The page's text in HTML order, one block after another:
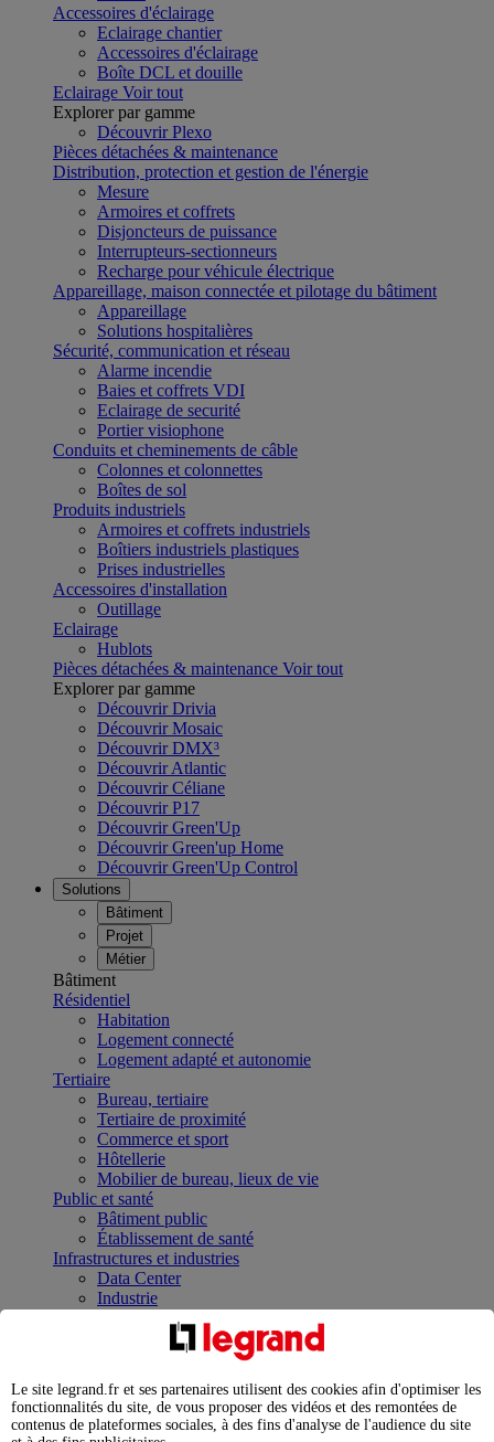
Accessoires d'éclairage
Eclairage chantier
Accessoires d'éclairage
Boîte DCL et douille
Eclairage Voir tout
Explorer par gamme
Découvrir Plexo
Pièces détachées & maintenance
Distribution, protection et gestion de l'énergie
Mesure
Armoires et coffrets
Disjoncteurs de puissance
Interrupteurs-sectionneurs
Recharge pour véhicule électrique
Appareillage, maison connectée et pilotage du bâtiment
Appareillage
Solutions hospitalières
Sécurité, communication et réseau
Alarme incendie
Baies et coffrets VDI
Eclairage de securité
Portier visiophone
Conduits et cheminements de câble
Colonnes et colonnettes
Boîtes de sol
Produits industriels
Armoires et coffrets industriels
Boîtiers industriels plastiques
Prises industrielles
Accessoires d'installation
Outillage
Eclairage
Hublots
Pièces détachées & maintenance Voir tout
Explorer par gamme
Découvrir Drivia
Découvrir Mosaic
Découvrir DMX³
Découvrir Atlantic
Découvrir Céliane
Découvrir P17
Découvrir Green'Up
Découvrir Green'up Home
Découvrir Green'Up Control
Solutions
Bâtiment
Projet
Métier
Bâtiment
Résidentiel
Habitation
Logement connecté
Logement adapté et autonomie
Tertiaire
Bureau, tertiaire
Tertiaire de proximité
Commerce et sport
Hôtellerie
Mobilier de bureau, lieux de vie
Public et santé
Bâtiment public
Établissement de santé
Infrastructures et industries
Data Center
Industrie
Infrastructures
Contrôler et planifier le fonctionnement des appareils
Répartir et optimiser son tableau électrique
Legrand Data Center Solutions : concentrer les
expertises au service de vos performances
Le site legrand.fr et ses partenaires utilisent des cookies afin d'optimiser les
fonctionnalités du site, de vous proposer des vidéos et des remontées de
contenus de plateformes sociales, à des fins d'analyse de l'audience du site